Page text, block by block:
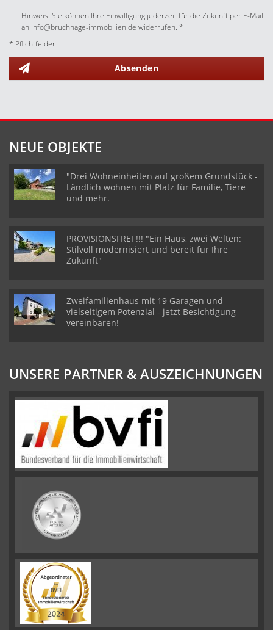
Hinweis: Sie können Ihre Einwilligung jederzeit für die Zukunft per E-Mail
an info@bruchhage-immobilien.de widerrufen. *
* Pflichtfelder
Absenden
NEUE OBJEKTE
"Drei Wohneinheiten auf großem Grundstück -
Ländlich wohnen mit Platz für Familie, Tiere
und mehr.
PROVISIONSFREI !!! "Ein Haus, zwei Welten:
Stilvoll modernisiert und bereit für Ihre
Zukunft"
Zweifamilienhaus mit 19 Garagen und
vielseitigem Potenzial - jetzt Besichtigung
vereinbaren!
UNSERE PARTNER & AUSZEICHNUNGEN